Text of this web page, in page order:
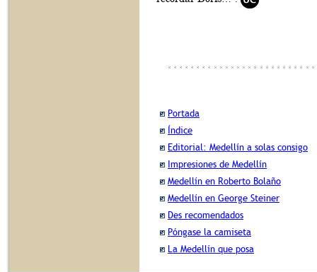
Portada
Índice
Editorial: Medellín a solas consigo
Impresiones de Medellín
Medellín en Roberto Bolaño
Medellín en George Steiner
Des recomendados
Póngase la camiseta
La Medellín que posa